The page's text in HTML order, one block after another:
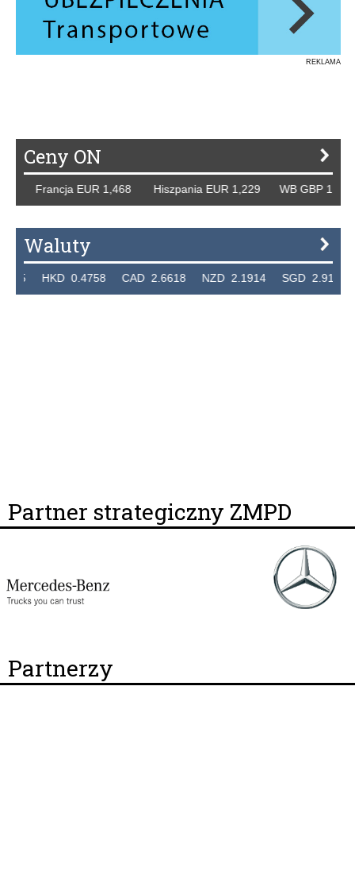
REKLAMA
Ceny ON
EUR 1,468 Hiszpania EUR 1,229 WB GBP 1,318
Waluty
0.4758 CAD 2.6618 NZD 2.1914 SGD 2.9123
Partner strategiczny ZMPD
Partnerzy